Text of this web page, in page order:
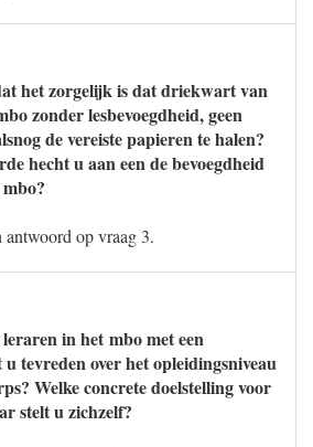
het zorgelijk is dat driekwart van
zonder lesbevoegdheid, geen
de vereiste papieren te halen?
hecht u aan een de bevoegdheid
op vraag 3.
in het mbo met een
u tevreden over het opleidingsniveau
Welke concrete doelstelling voor
stelt u zichzelf?